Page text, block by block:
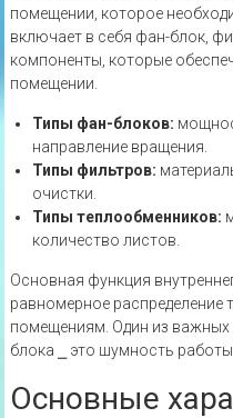
помещении‚ которое
включает в себя фан-блок‚
компоненты‚ которые
помещении.
Типы фан-блоков:
направление вращения.
Типы фильтров:
очистки.
Типы теплообменников:
количество листов.
Основная функция
равномерное распределение
помещениям. Один из важных
блока ⎯ это шумность работы.
Основные